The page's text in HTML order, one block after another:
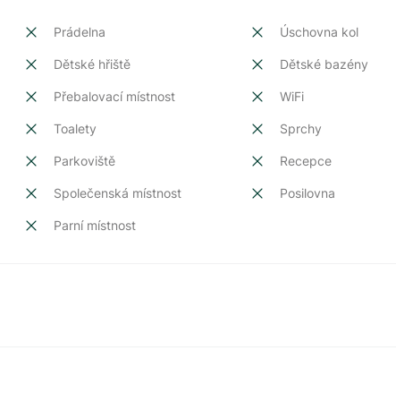
Prádelna Úschovna kol
Dětské hřiště Dětské bazény
Přebalovací místnost WiFi
Toalety Sprchy
Parkoviště Recepce
Společenská místnost Posilovna
Parní místnost